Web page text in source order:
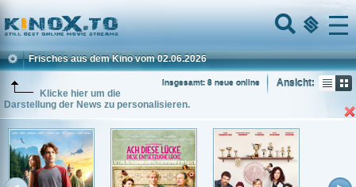
Home
Menu
Frisches aus dem Kino vom 02.06.2026
Ansicht:
Insgesamt: 8 neue online
Klicke hier um die
Darstellung der News zu personalisieren.